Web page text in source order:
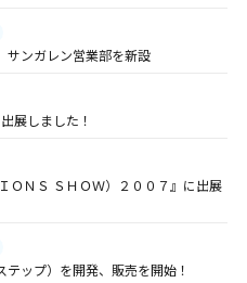
ンガレン営業部を新設
展しました！
ＯＮＳ ＳＨＯＷ）２００７』に出展
テップ）を開発、販売を開始！